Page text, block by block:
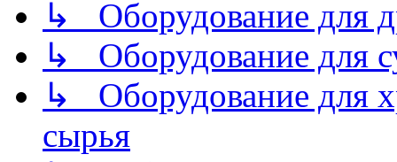
↳ Оборудование для
↳ Оборудование для
↳ Оборудование для
сырья